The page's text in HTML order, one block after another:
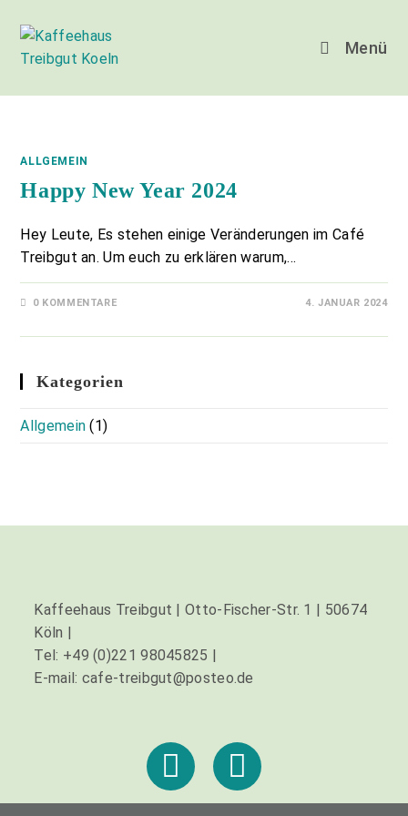
Inhalt
Menü
ALLGEMEIN
Happy New Year 2024
Hey Leute, Es stehen einige Veränderungen im Café
Treibgut an. Um euch zu erklären warum,…
0 KOMMENTARE 4. JANUAR 2024
Kategorien
Allgemein (1)
Kaffeehaus Treibgut | Otto-Fischer-Str. 1 | 50674
Köln |
Tel: +49 (0)221 98045825 |
E-mail: cafe-treibgut@posteo.de